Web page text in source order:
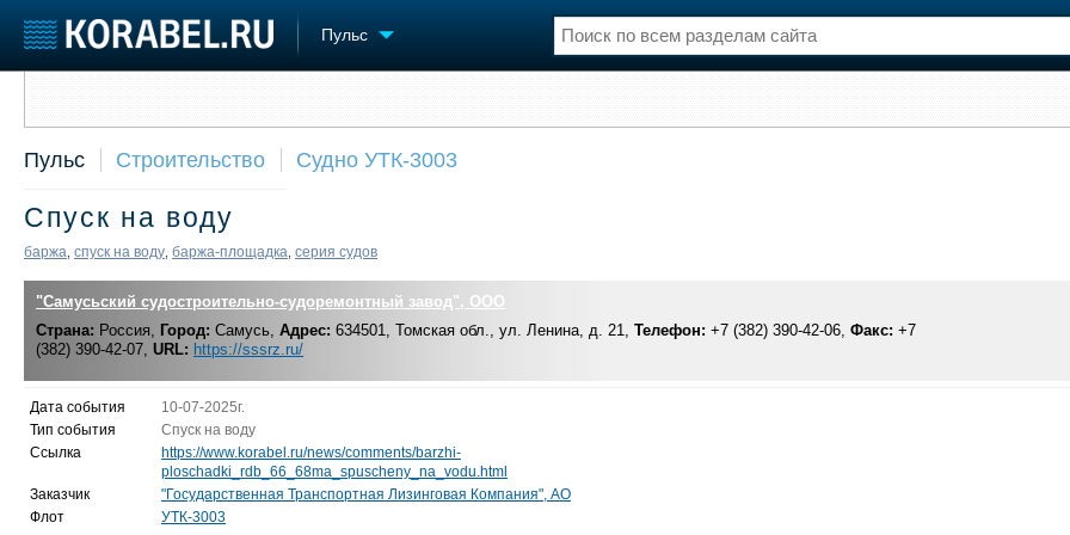
Пульс
Судостроение
Пульс
Компании
Репутация
Крюинг
Журнал
Реклама
Торговая площадка
Доска объявлений
Оборудование
Изделия
Услуги
Конференции
Выставки и семинары
Флот
Пульс Строительство Судно УТК-3003
Спуск на воду
баржа спуск на воду баржа-площадка серия судов
"Самусьский судостроительно-судоремонтный завод", ООО
Страна: Россия, Город: Самусь, Адрес: 634501, Томская обл., ул. Ленина, д. 21, Телефон: +7 (382) 390-42-06, Факс: +7
(382) 390-42-07, URL: https://sssrz.ru/
Дата события
10-07-2025г.
Тип события
Спуск на воду
Ссылка
https://www.korabel.ru/news/comments/barzhi-
ploschadki_rdb_66_68ma_spuscheny_na_vodu.html
Заказчик
"Государственная Транспортная Лизинговая Компания", АО
Флот
УТК-3003